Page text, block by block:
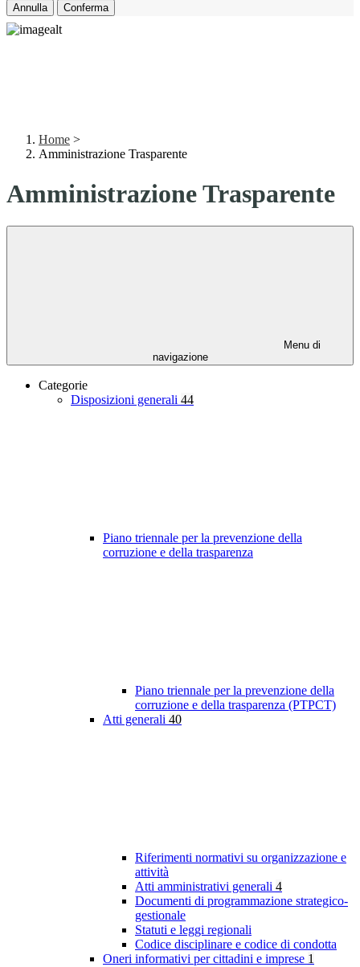
Annulla Conferma
Home >
Amministrazione Trasparente
Amministrazione Trasparente
Menu di
navigazione
Categorie
Disposizioni generali 44
Piano triennale per la prevenzione della
corruzione e della trasparenza
Piano triennale per la prevenzione della
corruzione e della trasparenza (PTPCT)
Atti generali 40
Riferimenti normativi su organizzazione e
attività
Atti amministrativi generali 4
Documenti di programmazione strategico-
gestionale
Statuti e leggi regionali
Codice disciplinare e codice di condotta
Oneri informativi per cittadini e imprese 1